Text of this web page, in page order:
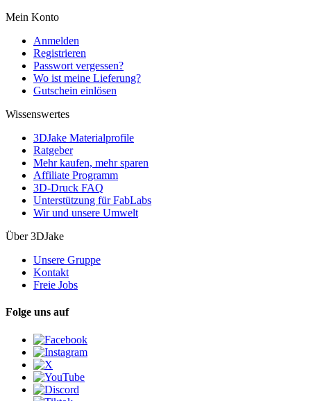
Mein Konto
Anmelden
Registrieren
Passwort vergessen?
Wo ist meine Lieferung?
Gutschein einlösen
Wissenswertes
3DJake Materialprofile
Ratgeber
Mehr kaufen, mehr sparen
Affiliate Programm
3D-Druck FAQ
Unterstützung für FabLabs
Wir und unsere Umwelt
Über 3DJake
Unsere Gruppe
Kontakt
Freie Jobs
Folge uns auf